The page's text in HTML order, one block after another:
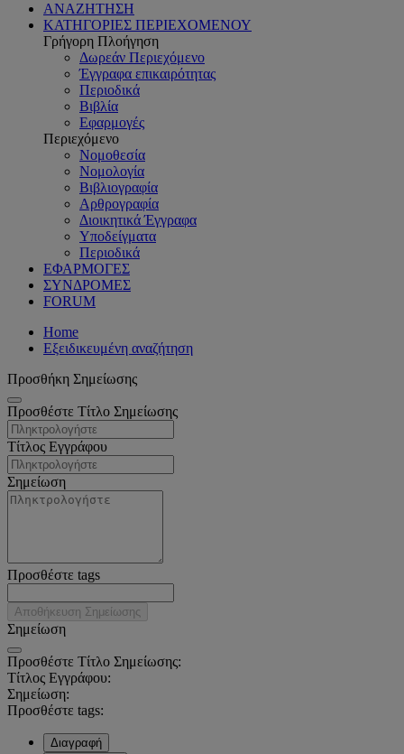
ΑΝΑΖΗΤΗΣΗ
ΚΑΤΗΓΟΡΙΕΣ ΠΕΡΙΕΧΟΜΕΝΟΥ
Γρήγορη Πλοήγηση
Δωρεάν Περιεχόμενο
Έγγραφα επικαιρότητας
Περιοδικά
Βιβλία
Εφαρμογές
Περιεχόμενο
Νομοθεσία
Νομολογία
Βιβλιογραφία
Αρθρογραφία
Διοικητικά Έγγραφα
Υποδείγματα
Περιοδικά
ΕΦΑΡΜΟΓΕΣ
ΣΥΝΔΡΟΜΕΣ
FORUM
Home
Εξειδικευμένη αναζήτηση
Προσθήκη Σημείωσης
Προσθέστε Τίτλο Σημείωσης
Τίτλος Εγγράφου
Σημείωση
Προσθέστε tags
Αποθήκευση Σημείωσης
Σημείωση
Προσθέστε Τίτλο Σημείωσης:
Τίτλος Εγγράφου:
Σημείωση:
Προσθέστε tags:
Διαγραφή